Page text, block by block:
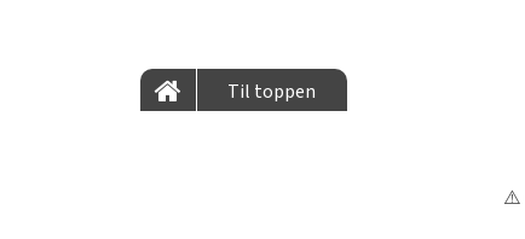
Til toppen
⚠️